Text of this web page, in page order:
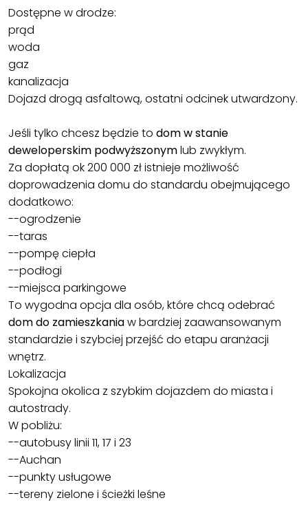
Dostępne w drodze:
prąd
woda
gaz
kanalizacja
Dojazd drogą asfaltową, ostatni odcinek utwardzony.
Jeśli tylko chcesz będzie to dom w stanie
deweloperskim podwyższonymlub zwykłym.
Za dopłatą ok 200 000 zł istnieje możliwość
doprowadzenia domu do standardu obejmującego
dodatkowo:
--ogrodzenie
--taras
--pompę ciepła
--podłogi
--miejsca parkingowe
To wygodna opcja dla osób, które chcą odebrać
dom do zamieszkaniaw bardziej zaawansowanym
standardzie i szybciej przejść do etapu aranżacji
wnętrz.
Lokalizacja
Spokojna okolica z szybkim dojazdem do miasta i
autostrady.
W pobliżu:
--autobusy linii 11, 17 i 23
--Auchan
--punkty usługowe
--tereny zielone i ścieżki leśne